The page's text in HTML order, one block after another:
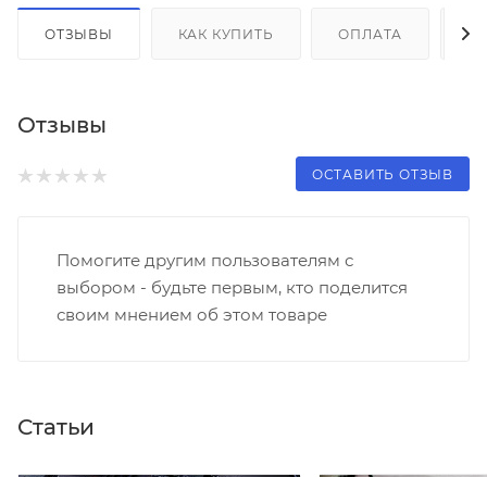
ОТЗЫВЫ КАК КУПИТЬ ОПЛАТА
Отзывы
ОСТАВИТЬ ОТЗЫВ
Помогите другим пользователям с
выбором - будьте первым, кто поделится
своим мнением об этом товаре
Статьи